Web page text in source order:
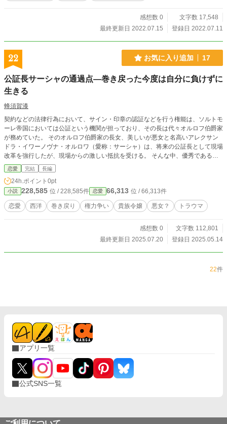
感想数 0
文字数 17,548
最終更新日 2022.07.15
登録日 2022.07.11
22 お気に入り追加 17
公証長サーシャの通過点―巻き戻った今度は自分に負けずに
生きる
蜂須賀漆
契約などの法律行為において、サイン・印章の認証などを行う権能は、ソルトモ
ーレ帝国においては公証という機関が担っており、その長は代々オルロフ伯爵家
が務めていた。 そのオルロフ伯爵家の長女、美しいが悪女と名高いアレクサン
ドラ・イワーノヴナ・オルロワ（愛称：サーシャ）は、将来の公証長として現場
改革を強行したが、現場からの激しい抵抗を受ける。 そんな中、優秀であると
わざわざ地位を引き上げた男、アレクサンドラから懲罰として大借金を負わさ
れ、人生を台無しにされた男から、復讐のため、階段から突き落とされてしまっ
た。 生を終えたと思ったサーシャは、目が覚めると、まだ幼い頃、皇后と第一
王子との茶会まで、時間が戻ったことに気が付く。 己の所業を猛省し、打って
変わって引っ込み思案となったサーシャは、しかし公証を担うという変わらなか
った未来の中を、藻掻きながら歩んでいくことになる。 一方、皇后は、第一王
タジーを土台に、悲劇の悪女の巻き戻りの人生を描いた前編。 要素：回帰（巻
き戻り）、トラウマ持ちヒロイン、権力争い 続編「続・公証長サーシャの通過
恋愛 完結 長編
24h.ポイント 0pt
小説 228,585 位 / 228,585件 恋愛 66,313 位 / 66,313件
恋愛 西洋 巻き戻り 権力争い 貴族令嬢 悪女？ トラウマ
感想数 0
文字数 112,801
最終更新日 2025.07.20
登録日 2025.05.14
22件
アプリ一覧
公式SNS一覧